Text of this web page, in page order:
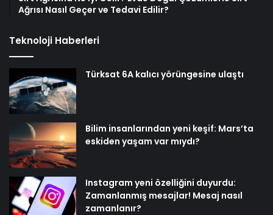
Ağrısı Nasıl Geçer ve Tedavi Edilir?
Teknoloji Haberleri
Türksat 6A kalıcı yörüngesine ulaştı
Bilim insanlarından yeni keşif: Mars’ta
eskiden yaşam var mıydı?
Instagram yeni özelliğini duyurdu:
Zamanlanmış mesajlar! Mesaj nasıl
zamanlanır?